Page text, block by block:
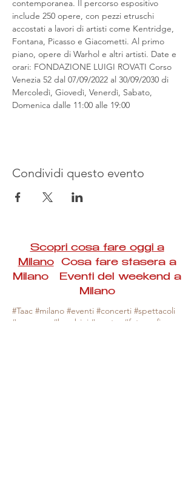
contemporanea. Il percorso espositivo
include 250 opere, con pezzi etruschi
accostati a lavori di artisti come Kentridge,
Fontana, Picasso e Giacometti. Al primo
piano, opere di Warhol e altri artisti. Date e
orari: FONDAZIONE LUIGI ROVATI Corso
Venezia 52 dal 07/09/2022 al 30/09/2030 di
Mercoledì, Giovedì, Venerdì, Sabato,
Domenica dalle 11:00 alle 19:00
Condividi questo evento
Scopri cosa fare oggi a
MilanoCosa fare stasera a
Milano Eventi del weekend a
Milano
#Taac #milano #eventi #concerti #spettacoli
#rassegne #bambini #mostre #fotografia